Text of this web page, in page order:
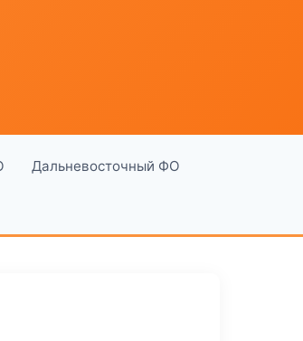
Дальневосточный ФО